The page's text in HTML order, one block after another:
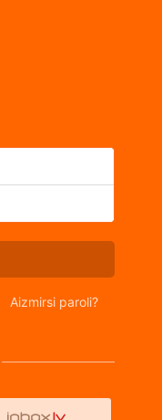
Aizmirsi paroli?